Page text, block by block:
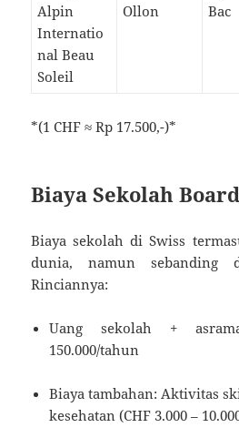
Alpin
Internatio
nal Beau
Soleil
Ollon
Bac
*(1 CHF ≈ Rp 17.500,-)*
Biaya Sekolah
Biaya sekolah di Swiss
dunia, namun sebanding
Rinciannya:
Uang sekolah +
150.000/tahun
Biaya tambahan: Aktivitas
kesehatan (CHF 3.000 –